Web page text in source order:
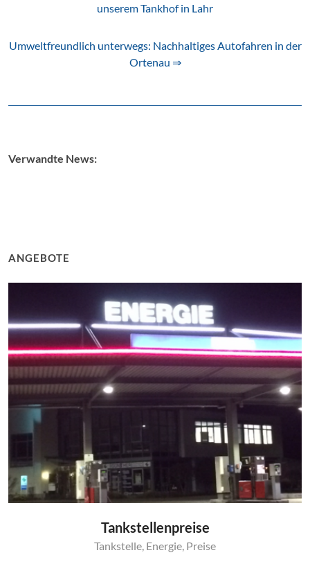
unserem Tankhof in Lahr
Umweltfreundlich unterwegs: Nachhaltiges Autofahren in der
Ortenau ⇒
Verwandte News:
ANGEBOTE
Tankstellenpreise
Tankstelle Energie Preise